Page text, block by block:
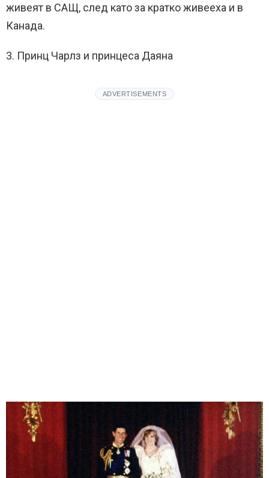
живеят в САЩ, след като за кратко живееха и в
Канада.
3. Принц Чарлз и принцеса Даяна
ADVERTISEMENTS